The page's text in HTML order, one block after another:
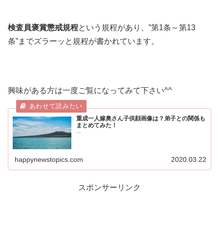
検査員褒賞懲戒規程という規程があり、”第1条～第13
条”までズラーッと規程が書かれています。
興味がある方は一度ご覧になってみて下さい^^
重成一人嫁奥さん子供顔画像は？弟子との関係も
まとめてみた！
happynewstopics.com 2020.03.22
スポンサーリンク